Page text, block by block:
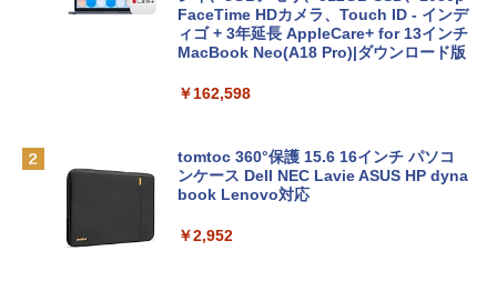
FaceTime HDカメラ、Touch ID - インデ
ィゴ + 3年延長 AppleCare+ for 13インチ
MacBook Neo(A18 Pro)|ダウンロード版
￥162,598
tomtoc 360°保護 15.6 16インチ パソコ
ンケース Dell NEC Lavie ASUS HP dyna
book Lenovo対応
￥2,952